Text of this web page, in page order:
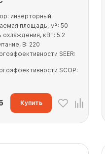
инверторный
площадь, м²: 50
кВт: 5.2
В: 220
SEER:
SCOP:
Купить